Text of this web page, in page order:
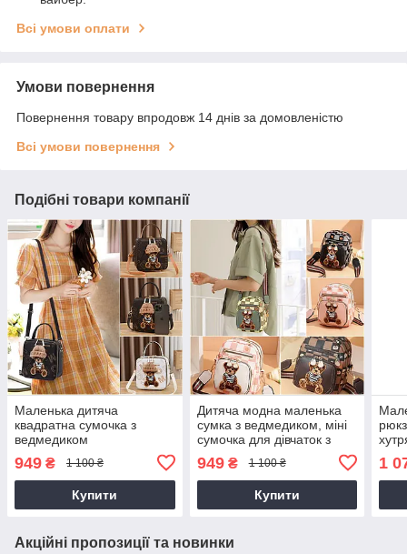
Всі умови оплати
Умови повернення
Повернення товару впродовж 14 днів за домовленістю
Всі умови повернення
Подібні товари компанії
Маленька дитяча
квадратна сумочка з
ведмедиком
949 ₴ 1 100 ₴
Купити
Дитяча модна маленька
сумка з ведмедиком, міні
сумочка для дівчаток з
949₴ 1 100 ₴
Купити
1
Акційні пропозиції та новинки